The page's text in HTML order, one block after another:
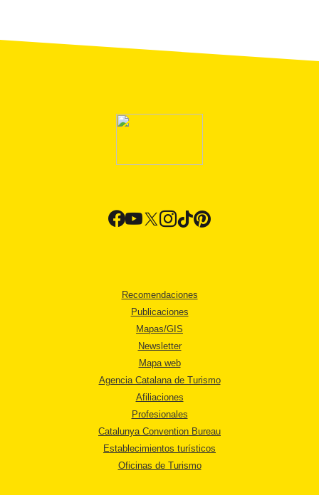
Recomendaciones
Publicaciones
Mapas/GIS
Newsletter
Mapa web
Agencia Catalana de Turismo
Afiliaciones
Profesionales
Catalunya Convention Bureau
Establecimientos turísticos
Oficinas de Turismo